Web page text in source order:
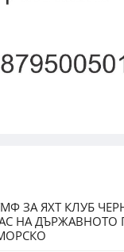
ЗА ЯХТ КЛУБ
НА ДЪРЖАВНОТО